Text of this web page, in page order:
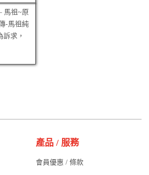
馬祖~原
-馬祖純
訴求，
產品 / 服務
會員優惠 / 條款